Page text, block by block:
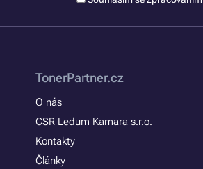
TonerPartner.cz
O nás
CSR Ledum Kamara s.r.o.
Kontakty
Články